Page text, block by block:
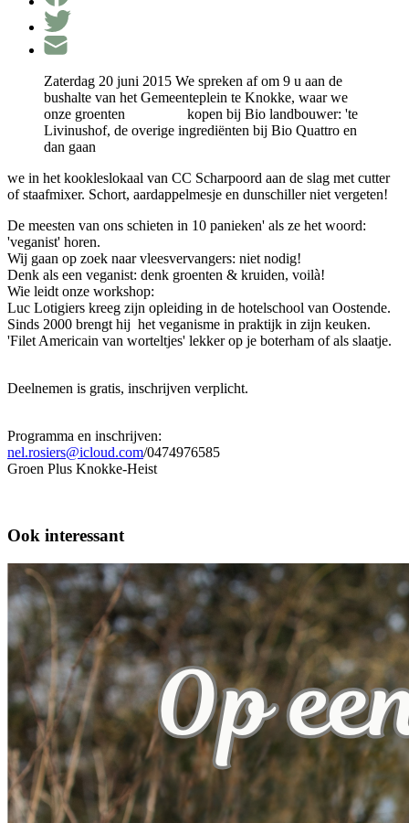
Zaterdag 20 juni 2015 We spreken af om 9 u aan de
bushalte van het Gemeenteplein te Knokke, waar we
onze groenten kopen bij Bio landbouwer: 'te
Livinushof, de overige ingrediënten bij Bio Quattro en
dan gaan
we in het kookleslokaal van CC Scharpoord aan de slag met cutter
of staafmixer. Schort, aardappelmesje en dunschiller niet vergeten!
De meesten van ons schieten in 10 panieken' als ze het woord:
'veganist' horen.
Wij gaan op zoek naar vleesvervangers: niet nodig!
Denk als een veganist: denk groenten & kruiden, voilà!
Wie leidt onze workshop:
Luc Lotigiers kreeg zijn opleiding in de hotelschool van Oostende.
Sinds 2000 brengt hij het veganisme in praktijk in zijn keuken.
'Filet Americain van worteltjes' lekker op je boterham of als slaatje.
Deelnemen is gratis, inschrijven verplicht.
Programma en inschrijven:
nel.rosiers@icloud.com/0474976585
Groen Plus Knokke-Heist
Ook interessant